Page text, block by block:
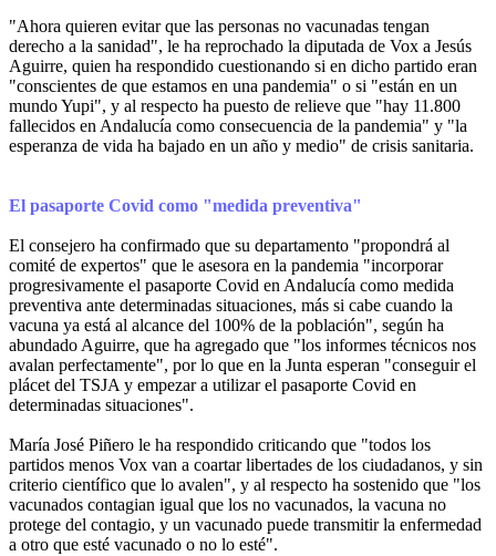
"Ahora quieren evitar que las personas no vacunadas tengan
derecho a la sanidad", le ha reprochado la diputada de Vox a Jesús
Aguirre, quien ha respondido cuestionando si en dicho partido eran
"conscientes de que estamos en una pandemia" o si "están en un
mundo Yupi", y al respecto ha puesto de relieve que "hay 11.800
fallecidos en Andalucía como consecuencia de la pandemia" y "la
esperanza de vida ha bajado en un año y medio" de crisis sanitaria.
El pasaporte Covid como "medida preventiva"
El consejero ha confirmado que su departamento "propondrá al
comité de expertos" que le asesora en la pandemia "incorporar
progresivamente el pasaporte Covid en Andalucía como medida
preventiva ante determinadas situaciones, más si cabe cuando la
vacuna ya está al alcance del 100% de la población", según ha
abundado Aguirre, que ha agregado que "los informes técnicos nos
avalan perfectamente", por lo que en la Junta esperan "conseguir el
plácet del TSJA y empezar a utilizar el pasaporte Covid en
determinadas situaciones".
María José Piñero le ha respondido criticando que "todos los
partidos menos Vox van a coartar libertades de los ciudadanos, y sin
criterio científico que lo avalen", y al respecto ha sostenido que "los
vacunados contagian igual que los no vacunados, la vacuna no
protege del contagio, y un vacunado puede transmitir la enfermedad
a otro que esté vacunado o no lo esté".